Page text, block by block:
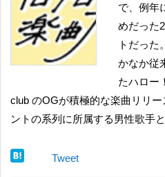
で、例年
めだった
トだった
かなか従
たハロー
club のOGが積極的な楽曲リリ
ントの系列に所属する男性歌手
Tweet